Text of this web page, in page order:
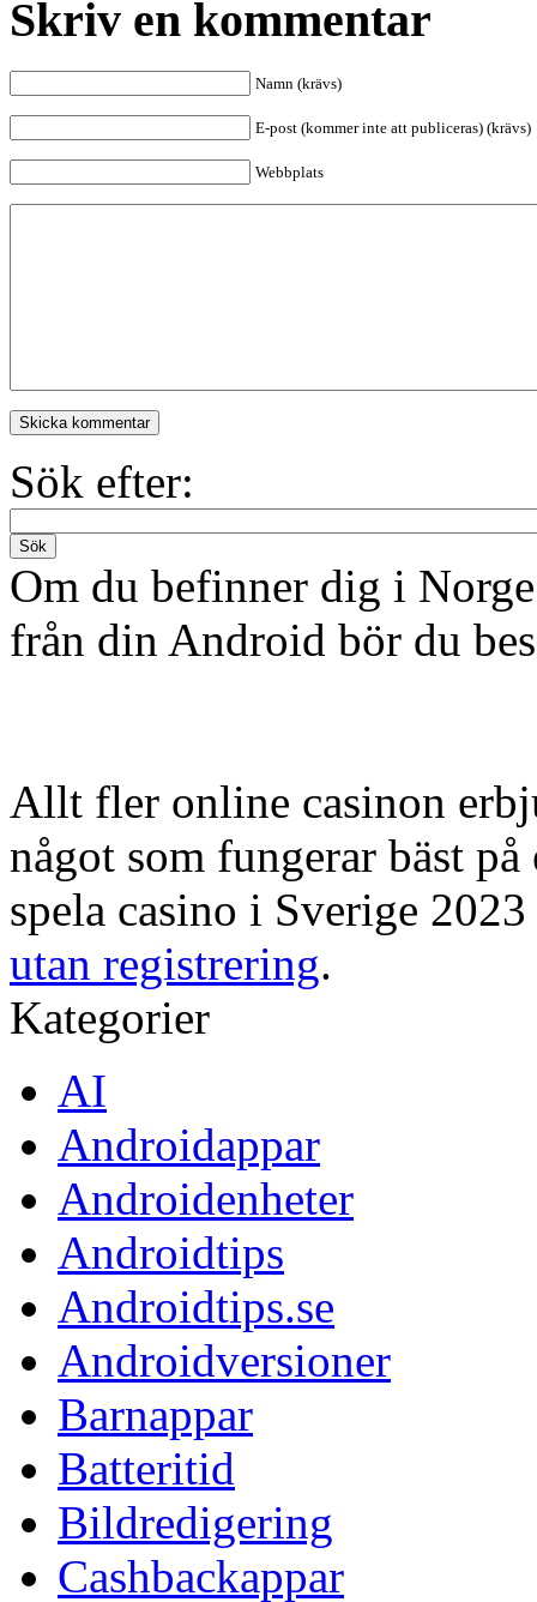
Skriv en kommentar
Namn (krävs)
E-post (kommer inte att publiceras) (krävs)
Webbplats
Skicka kommentar
Sök efter:
Sök
Om du befinner dig i
från din Android bör du
Allt fler online casinon
något som fungerar bäst
spela casino i Sverige
utan registrering.
Kategorier
AI
Androidappar
Androidenheter
Androidtips
Androidtips.se
Androidversioner
Barnappar
Batteritid
Bildredigering
Cashbackappar